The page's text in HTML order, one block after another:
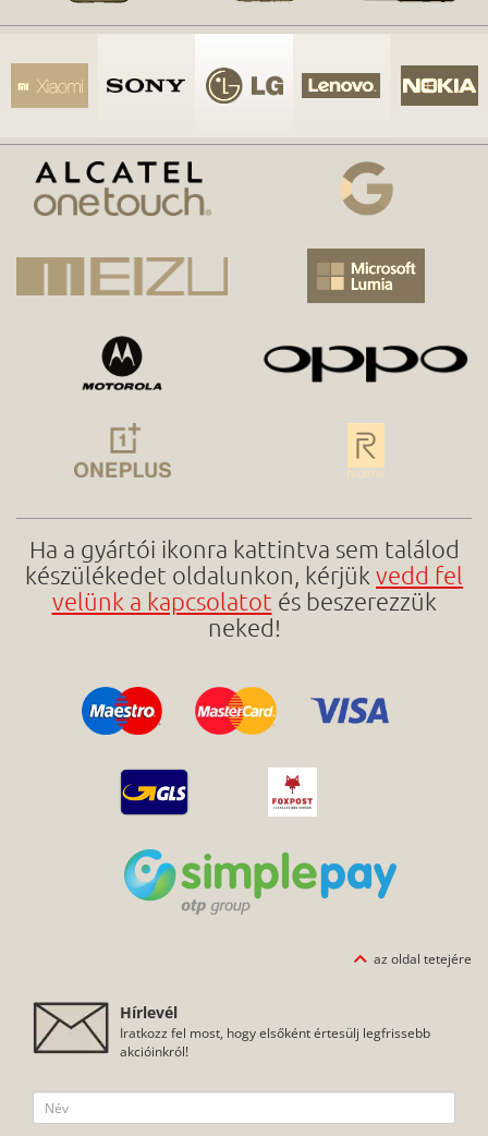
Ha a gyártói ikonra kattintva sem találod
készülékedet oldalunkon, kérjük vedd fel
velünk a kapcsolatot és beszerezzük
neked!
az oldal tetejére
Hírlevél
Iratkozz fel most, hogy elsőként értesülj legfrissebb
akcióinkról!